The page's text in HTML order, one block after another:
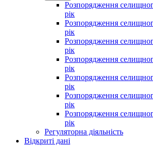
Розпорядження
рік
Розпорядження
рік
Розпорядження
рік
Розпорядження
рік
Розпорядження
рік
Розпорядження
рік
Розпорядження
рік
Регуляторна діяльність
Відкриті дані